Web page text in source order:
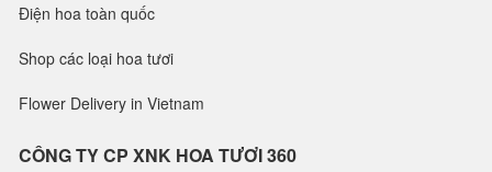
Điện hoa toàn quốc
Shop các loại hoa tươi
Flower Delivery in Vietnam
CÔNG TY CP XNK HOA TƯƠI 360